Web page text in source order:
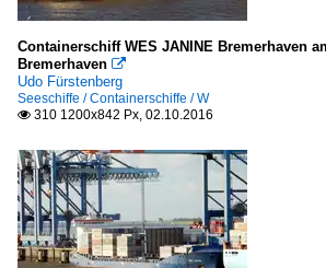
Containerschiff WES JANINE Bremerhaven
Bremerhaven 
Udo Fürstenberg
Seeschiffe / Containerschiffe / W
 310 1200x842 Px, 02.10.2016